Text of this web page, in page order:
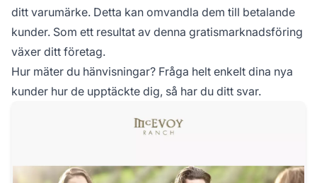
ditt varumärke. Detta kan omvandla dem till betalande
kunder. Som ett resultat av denna gratismarknadsföring
växer ditt företag.
Hur mäter du hänvisningar? Fråga helt enkelt dina nya
kunder hur de upptäckte dig, så har du ditt svar.